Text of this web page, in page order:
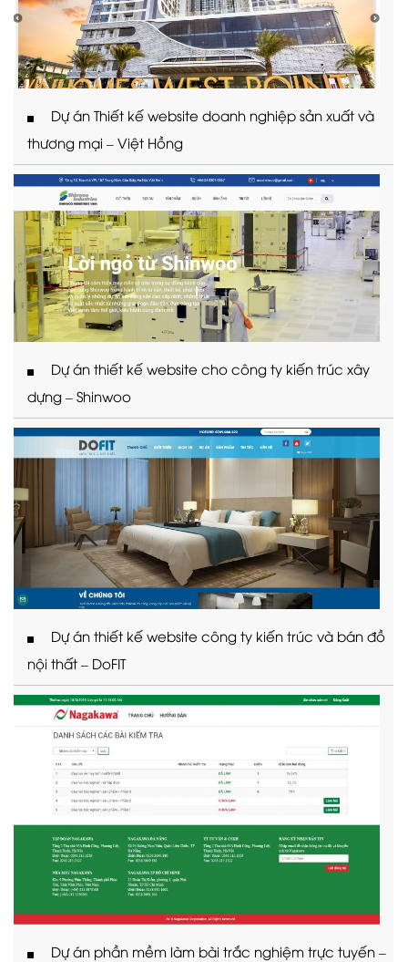
Dự án Thiết kế website doanh nghiệp sản xuất và
thương mại – Việt Hồng
Dự án thiết kế website cho công ty kiến trúc xây
dựng – Shinwoo
Dự án thiết kế website công ty kiến trúc và bán đồ
nội thất – DoFIT
Dự án phần mềm làm bài trắc nghiệm trực tuyến –